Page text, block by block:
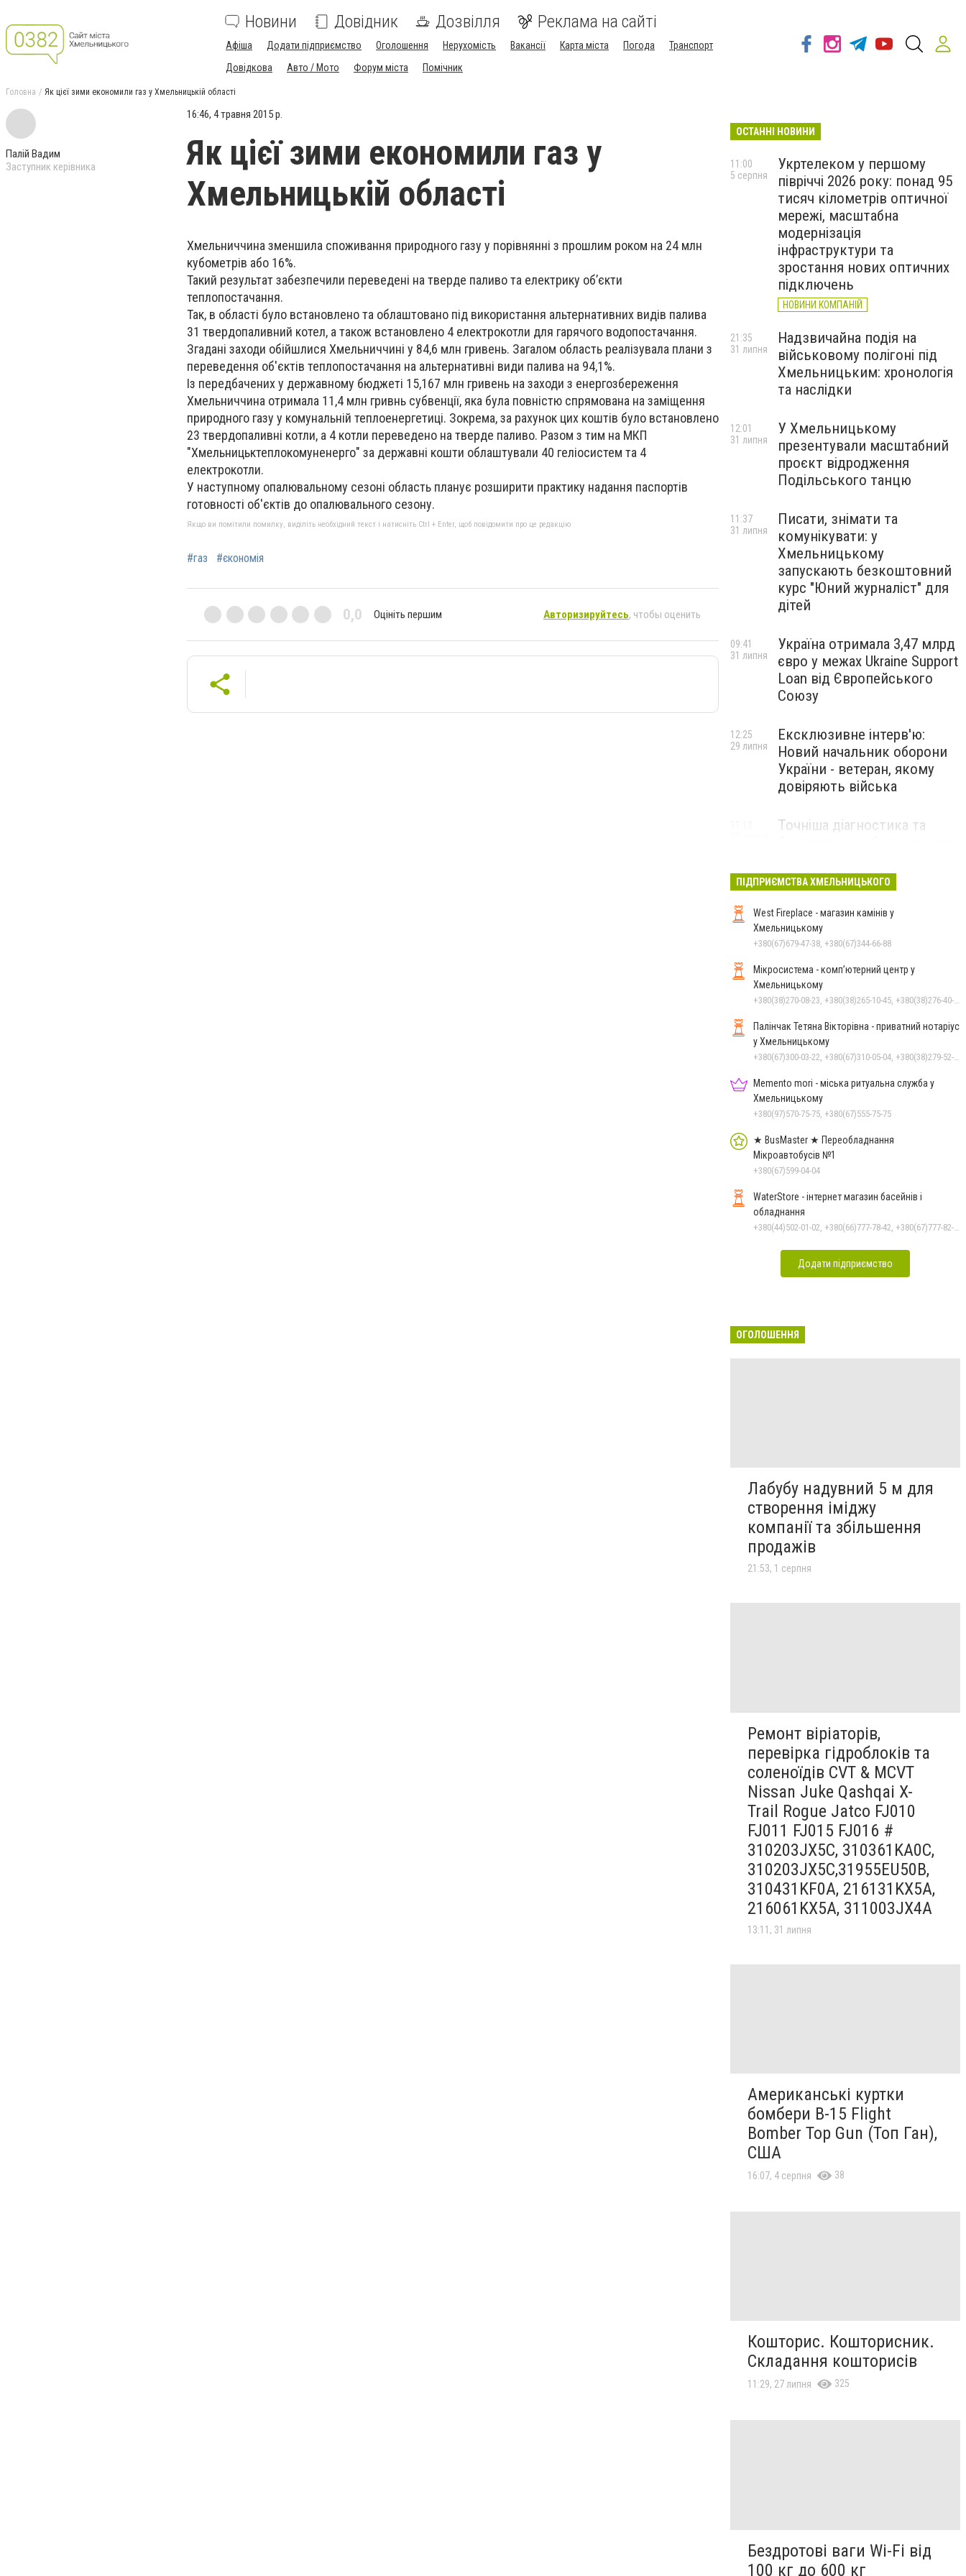
Новини Довідник Дозвілля Реклама на сайті
Афіша Додати підприємство Оголошення Нерухомість Вакансії Карта міста Погода
Транспорт
Довідкова
Авто / Мото Форум міста Помічник
Головна Як цієї зими економили газ у Хмельницькій області
Палій Вадим
Заступник керівника
16:46, 4 травня 2015 р.
Як цієї зими економили газ у
Хмельницькій області
Хмельниччина зменшила споживання природного газу у порівнянні з прошлим роком на 24 млн
кубометрів або 16%.
Такий результат забезпечили переведені на тверде паливо та електрику об’єкти
теплопостачання.
Так, в області було встановлено та облаштовано під використання альтернативних видів палива
31 твердопаливний котел, а також встановлено 4 електрокотли для гарячого водопостачання.
Згадані заходи обійшлися Хмельниччині у 84,6 млн гривень. Загалом область реалізувала плани з
переведення об'єктів теплопостачання на альтернативні види палива на 94,1%.
Із передбачених у державному бюджеті 15,167 млн гривень на заходи з енергозбереження
Хмельниччина отримала 11,4 млн гривнь субвенції, яка була повністю спрямована на заміщення
природного газу у комунальній теплоенергетиці. Зокрема, за рахунок цих коштів було встановлено
23 твердопаливні котли, а 4 котли переведено на тверде паливо. Разом з тим на МКП
"Хмельницьктеплокомуненерго" за державні кошти облаштували 40 геліосистем та 4
електрокотли.
У наступному опалювальному сезоні область планує розширити практику надання паспортів
готовності об'єктів до опалювального сезону.
Якщо ви помітили помилку, виділіть необхідний текст і натисніть Ctrl + Enter, щоб повідомити про це редакцію
#газ #єкономія
0,0 Оцініть першим Авторизируйтесь, чтобы оценить
ОСТАННІ НОВИНИ
Укртелеком у першому
півріччі 2026 року: понад 95
тисяч кілометрів оптичної
мережі, масштабна
модернізація
інфраструктури та
зростання нових оптичних
підключень
НОВИНИ КОМПАНІЙ
11:00
5 серпня
Надзвичайна подія на
військовому полігоні під
Хмельницьким: хронологія
та наслідки
21:35
31 липня
У Хмельницькому
презентували масштабний
проєкт відродження
Подільського танцю
12:01
31 липня
Писати, знімати та
комунікувати: у
Хмельницькому
запускають безкоштовний
курс "Юний журналіст" для
дітей
11:37
31 липня
Україна отримала 3,47 млрд
євро у межах Ukraine Support
Loan від Європейського
Союзу
09:41
31 липня
Ексклюзивне інтерв'ю:
Новий начальник оборони
України - ветеран, якому
довіряють війська
12:25
29 липня
Точніша діагностика та
протипухлинному центрі
запрацював новий
томограф
Паперовий флот замість
Чорноморського: як реальні
втрати Росії перетворилися
на дитячу аплікацію
27 липня
ПІДПРИЄМСТВА ХМЕЛЬНИЦЬКОГО
West Fireplace - магазин камінів у
Хмельницькому
+380(67)679-47-38, +380(67)344-66-88
Мікросистема - комп’ютерний центр у
Хмельницькому
+380(38)270-08-23, +380(38)265-10-45, +380(38)276-40-56, +380(38)270-08-22
Палінчак Тетяна Вікторівна - приватний нотаріус
у Хмельницькому
+380(67)300-03-22, +380(67)310-05-04, +380(38)279-52-33
Memento mori - міська ритуальна служба у
Хмельницькому
+380(97)570-75-75, +380(67)555-75-75
★ BusMaster ★ Переобладнання
Мікроавтобусів №1
+380(67)599-04-04
WaterStore - інтернет магазин басейнів і
обладнання
+380(44)502-01-02, +380(66)777-78-42, +380(67)777-82-19, +380(67)890-80-80, +380(73)890-80-80, +380(44)502-01-03
Додати підприємство
ОГОЛОШЕННЯ
Лабубу надувний 5 м для
створення іміджу
компанії та збільшення
продажів
21:53, 1 серпня
Ремонт віріаторів,
перевірка гідроблоків та
соленоїдів CVT & MCVT
Nissan Juke Qashqai X-
Trail Rogue Jatco FJ010
FJ011 FJ015 FJ016 #
310203JX5C, 310361KA0C,
310203JX5C,31955EU50B,
310431KF0A, 216131KX5A,
216061KX5A, 311003JX4A
13:11, 31 липня
Американські куртки
бомбери B-15 Flight
Bomber Top Gun (Топ Ган),
США
16:07, 4 серпня 38
Кошторис. Кошторисник.
Складання кошторисів
11:29, 27 липня 325
Бездротові ваги Wi-Fi від
100 кг до 600 кг